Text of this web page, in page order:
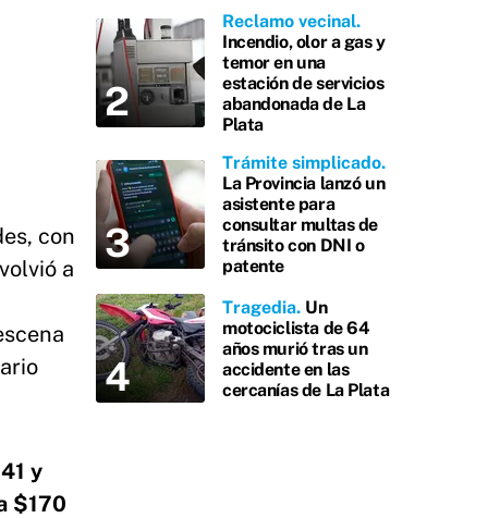
con
a
y
$170
Reclamo vecinal
Incendio, olor a gas y
temor en una
estación de servicios
abandonada de La
Plata
Trámite simplicado
La Provincia lanzó un
asistente para
consultar multas de
tránsito con DNI o
patente
Tragedia Un
motociclista de 64
años murió tras un
accidente en las
cercanías de La Plata